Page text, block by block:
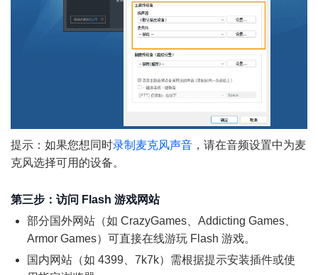
提示：如果您想同时录制麦克风声音 ，请在音频设置中为麦
克风选择可用的设备。
第三步：访问 Flash 游戏网站
部分国外网站（如 CrazyGames、Addicting Games、
Armor Games）可直接在线游玩 Flash 游戏。
国内网站（如 4399、7k7k）需根据提示安装插件或使